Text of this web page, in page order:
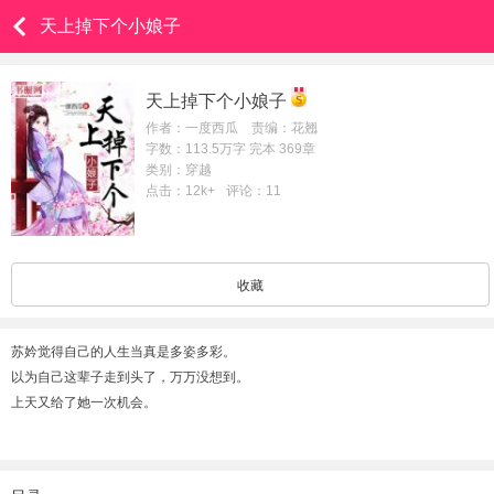
天上掉下个小娘子
天上掉下个小娘子
作者：一度西瓜 责编：花翘
字数：113.5万字 完本 369章
类别：穿越
点击：12k+
评论：11
收藏
苏妗觉得自己的人生当真是多姿多彩。
以为自己这辈子走到头了，万万没想到。
上天又给了她一次机会。